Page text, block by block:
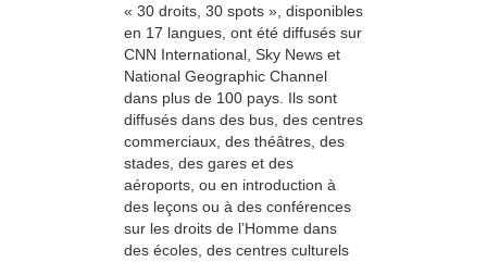
« 30 droits, 30 spots », disponibles
en 17 langues, ont été diffusés sur
CNN International, Sky News et
National Geographic Channel
dans plus de 100 pays. Ils sont
diffusés dans des bus, des centres
commerciaux, des théâtres, des
stades, des gares et des
aéroports, ou en introduction à
des leçons ou à des conférences
sur les droits de l’Homme dans
des écoles, des centres culturels